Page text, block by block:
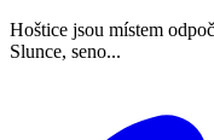
Hoštice jsou místem
Slunce, seno...